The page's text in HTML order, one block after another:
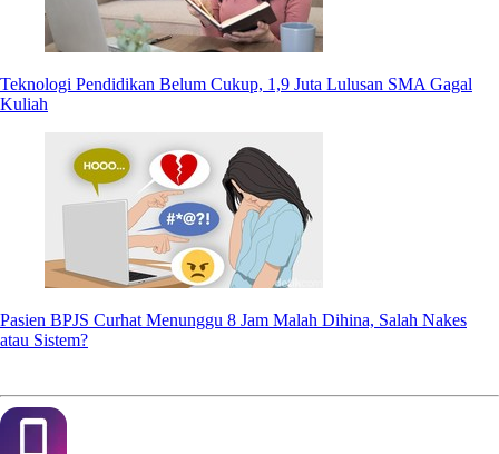
Teknologi Pendidikan Belum Cukup, 1,9 Juta Lulusan SMA Gagal
Kuliah
Pasien BPJS Curhat Menunggu 8 Jam Malah Dihina, Salah Nakes
atau Sistem?